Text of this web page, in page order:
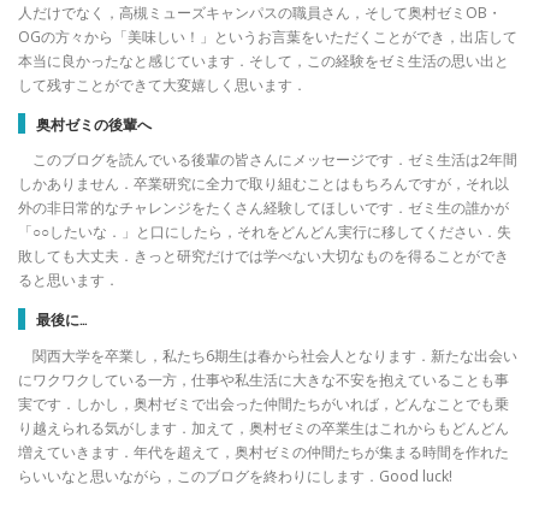
人だけでなく，高槻ミューズキャンパスの職員さん，そして奥村ゼミOB・
OGの方々から「美味しい！」というお言葉をいただくことができ，出店して
本当に良かったなと感じています．そして，この経験をゼミ生活の思い出と
して残すことができて大変嬉しく思います．
奥村ゼミの後輩へ
このブログを読んでいる後輩の皆さんにメッセージです．ゼミ生活は2年間
しかありません．卒業研究に全力で取り組むことはもちろんですが，それ以
外の非日常的なチャレンジをたくさん経験してほしいです．ゼミ生の誰かが
「○○したいな．」と口にしたら，それをどんどん実行に移してください．失
敗しても大丈夫．きっと研究だけでは学べない大切なものを得ることができ
ると思います．
最後に…
関西大学を卒業し，私たち6期生は春から社会人となります．新たな出会い
にワクワクしている一方，仕事や私生活に大きな不安を抱えていることも事
実です．しかし，奥村ゼミで出会った仲間たちがいれば，どんなことでも乗
り越えられる気がします．加えて，奥村ゼミの卒業生はこれからもどんどん
増えていきます．年代を超えて，奥村ゼミの仲間たちが集まる時間を作れた
らいいなと思いながら，このブログを終わりにします．Good luck!